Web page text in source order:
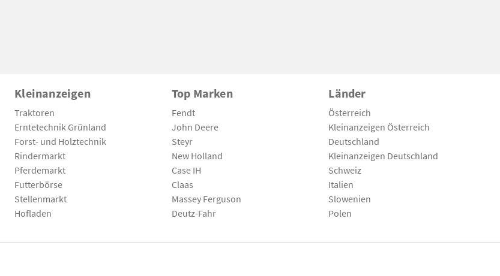
Kleinanzeigen
Traktoren
Erntetechnik Grünland
Forst- und Holztechnik
Rindermarkt
Pferdemarkt
Futterbörse
Stellenmarkt
Hofladen
Top Marken
Fendt
John Deere
Steyr
New Holland
Case IH
Claas
Massey Ferguson
Deutz-Fahr
Länder
Österreich
Kleinanzeigen Österreich
Deutschland
Kleinanzeigen Deutschland
Schweiz
Italien
Slowenien
Polen